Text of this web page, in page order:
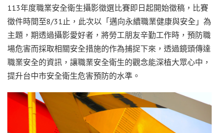
113年度職業安全衛生攝影徵選比賽即日起開始徵稿，比賽
徵件時間至8/31止，此次以「邁向永續職業健康與安全」為
主題，期透過攝影愛好者，將勞工朋友辛勤工作時，預防職
場危害而採取相關安全措施的作為捕捉下來，透過鏡頭傳達
職業安全的資訊，讓職業安全衛生的觀念能深植大眾心中，
提升台中市安全衛生危害預防的水準。